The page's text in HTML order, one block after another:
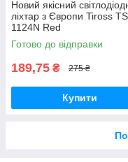
Новий якісний
ліхтар з Європи Tiross
1124N Red
Готово до відправки
189,75 ₴ 275 ₴
Купити